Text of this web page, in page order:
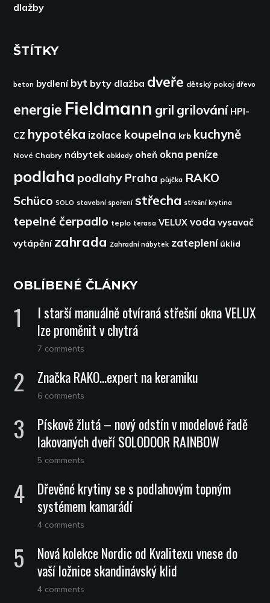
dlažby
ŠTÍTKY
beton bydlení byt byty dlažba dveře dětský pokoj dřevo
energie Fieldmann gril grilování HPI-
CZ hypotéka izolace koupelna krb kuchyně
Nové Chabry nábytek obklady oheň okna peníze
podlaha podlahy Praha půjčka RAKO
Schüco SOLO stavební spoření střecha střešní krytina
tepelné čerpadlo teplo terasa VELUX voda vysavač
vytápění zahrada Zahradní nábytek zateplení úklid
OBLÍBENÉ ČLÁNKY
I starší manuálně otvíraná střešní okna VELUX
lze proměnit v chytrá
7 comments
Značka RAKO…expert na keramiku
6 comments
Pískově žlutá – nový odstín v modelové řadě
lakovaných dveří SOLODOOR RAINBOW
5 comments
Dřevěné krytiny se s podlahovým topným
systémem kamarádí
4 comments
Nová kolekce Nordic od Kvalitexu vnese do
vaší ložnice skandinávský klid
4 comments